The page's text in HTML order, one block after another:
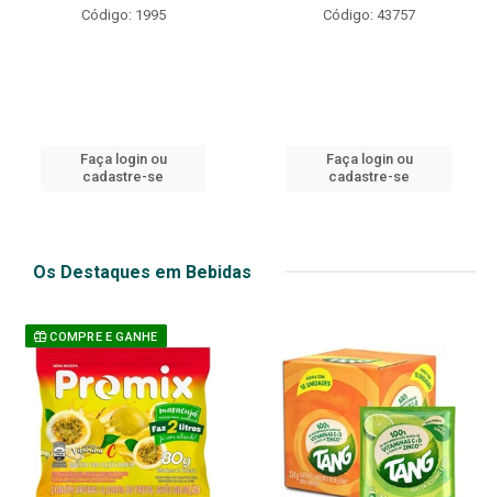
Código: 1995
Faça login ou
cadastre-se
Código: 43757
Faça login ou
cadastre-se
Os Destaques em Bebidas
COMPRE E GANHE